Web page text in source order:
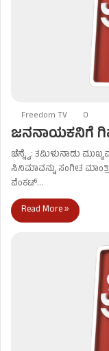
Freedom TV 0
ಜನನಾಯಕನಿಗೆ
ಚೆನ್ನೈ: ತಮಿಳುನಾಡು
ಸಿನಿಮಾವನ್ನು ಸಂಗೀತ
ವೆಂಕಟ್…
Read More »